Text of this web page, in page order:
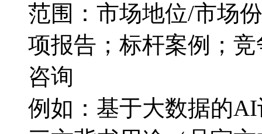
范围：市场地位/市场
项报告；标杆案例；
咨询
例如：基于大数据的